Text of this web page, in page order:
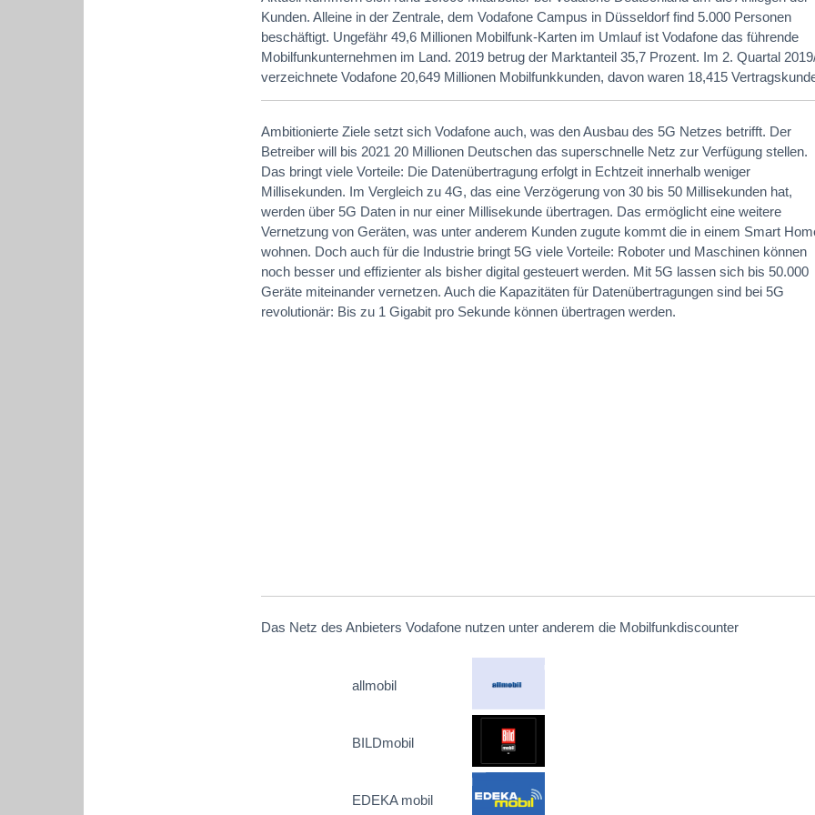
Kunden. Alleine in der Zentrale, dem Vodafone Campus in Düsseldorf find 5.000 Personen
beschäftigt. Ungefähr 49,6 Millionen Mobilfunk-Karten im Umlauf ist Vodafone das führende
Mobilfunkunternehmen im Land. 2019 betrug der Marktanteil 35,7 Prozent. Im 2. Quartal
verzeichnete Vodafone 20,649 Millionen Mobilfunkkunden, davon waren 18,415
Ambitionierte Ziele setzt sich Vodafone auch, was den Ausbau des 5G Netzes betrifft. Der
Betreiber will bis 2021 20 Millionen Deutschen das superschnelle Netz zur Verfügung stellen.
Das bringt viele Vorteile: Die Datenübertragung erfolgt in Echtzeit innerhalb weniger
Millisekunden. Im Vergleich zu 4G, das eine Verzögerung von 30 bis 50 Millisekunden hat,
werden über 5G Daten in nur einer Millisekunde übertragen. Das ermöglicht eine weitere
Vernetzung von Geräten, was unter anderem Kunden zugute kommt die in einem Smart
wohnen. Doch auch für die Industrie bringt 5G viele Vorteile: Roboter und Maschinen können
noch besser und effizienter als bisher digital gesteuert werden. Mit 5G lassen sich bis 50.000
Geräte miteinander vernetzen. Auch die Kapazitäten für Datenübertragungen sind bei 5G
revolutionär: Bis zu 1 Gigabit pro Sekunde können übertragen werden.
Das Netz des Anbieters Vodafone nutzen unter anderem die Mobilfunkdiscounter
allmobil
BILDmobil
EDEKA mobil